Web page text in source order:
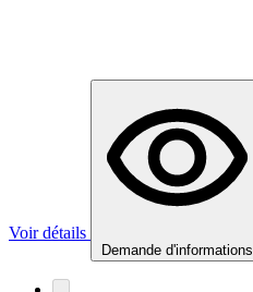
Voir détails
Demande d'informations